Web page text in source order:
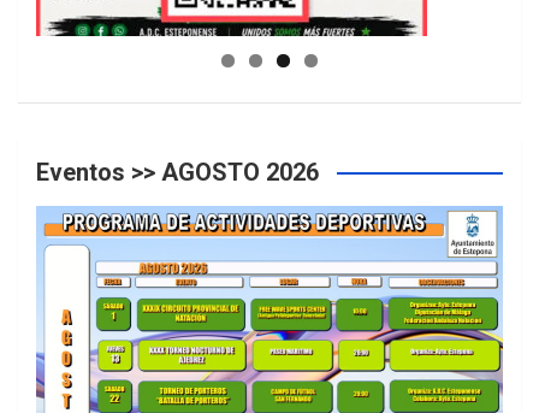
GUIA DE INSTALACIONES DEPORTIVAS
Eventos >> AGOSTO 2026